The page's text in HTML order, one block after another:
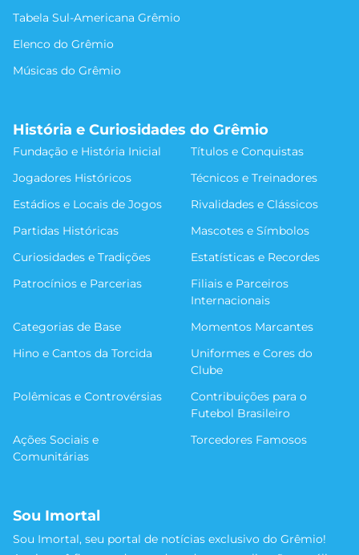
Tabela Sul-Americana Grêmio
Elenco do Grêmio
Músicas do Grêmio
História e Curiosidades do Grêmio
Fundação e História Inicial
Títulos e Conquistas
Jogadores Históricos
Técnicos e Treinadores
Estádios e Locais de Jogos
Rivalidades e Clássicos
Partidas Históricas
Mascotes e Símbolos
Curiosidades e Tradições
Estatísticas e Recordes
Patrocínios e Parcerias
Filiais e Parceiros
Internacionais
Categorias de Base
Momentos Marcantes
Hino e Cantos da Torcida
Uniformes e Cores do
Clube
Polêmicas e Controvérsias
Contribuições para o
Futebol Brasileiro
Ações Sociais e
Comunitárias
Torcedores Famosos
Sou Imortal
Sou Imortal, seu portal de notícias exclusivo do Grêmio!